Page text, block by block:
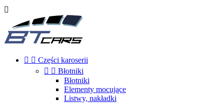

  Części karoserii
  Błotniki
Błotniki
Elementy mocujące
Listwy, nakładki